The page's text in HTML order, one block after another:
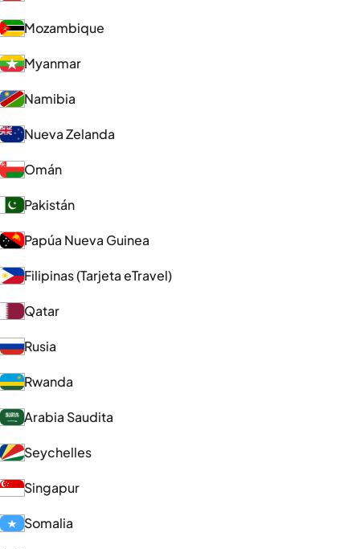
Mozambique
Myanmar
Namibia
Nueva Zelanda
Omán
Pakistán
Papúa Nueva Guinea
Filipinas (Tarjeta eTravel)
Qatar
Rusia
Rwanda
Arabia Saudita
Seychelles
Singapur
Somalia